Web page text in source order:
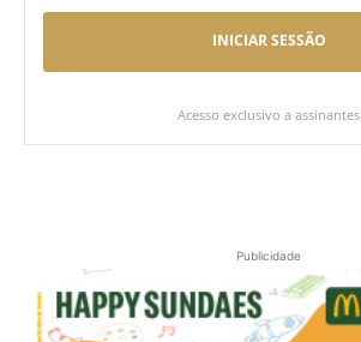
INICIAR SESSÃO
Acesso exclusivo a assinantes
Publicidade